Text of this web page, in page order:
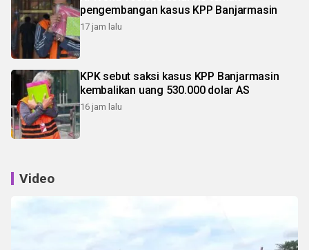
pengembangan kasus KPP Banjarmasin
17 jam lalu
KPK sebut saksi kasus KPP Banjarmasin
kembalikan uang 530.000 dolar AS
16 jam lalu
Video